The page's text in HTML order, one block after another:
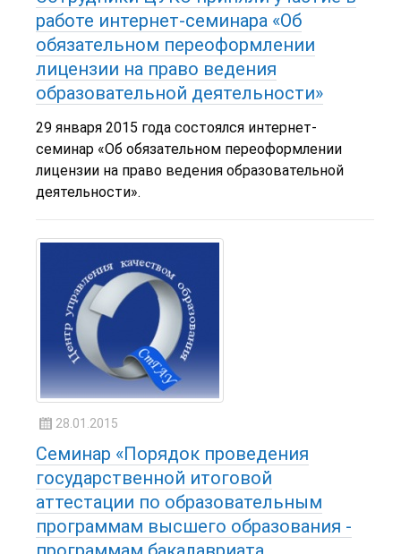
работе интернет-семинара «Об
обязательном переоформлении
лицензии на право ведения
образовательной деятельности»
29 января 2015 года состоялся интернет-
семинар «Об обязательном переоформлении
лицензии на право ведения образовательной
деятельности».
28.01.2015
Семинар «Порядок проведения
государственной итоговой
аттестации по образовательным
программам высшего образования -